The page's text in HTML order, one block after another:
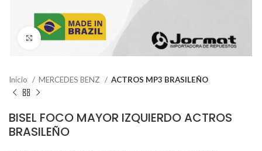
Click to enlarge
Inicio MERCEDES BENZ ACTROS MP3 BRASILEÑO
BISEL FOCO MAYOR IZQUIERDO ACTROS
BRASILEÑO